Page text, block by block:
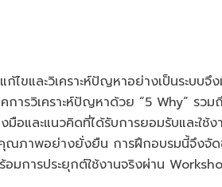
ขและวิเคราะห์ปัญหาอย่างเป็นระบบจึ
รวิเคราะห์ปัญหาด้วย “5 Why” รวม
และแนวคิดที่ได้รับการยอมรับและใช้ง
ณภาพอย่างยั่งยืน การฝึกอบรมนี้จึงจั
มการประยุกต์ใช้งานจริงผ่าน